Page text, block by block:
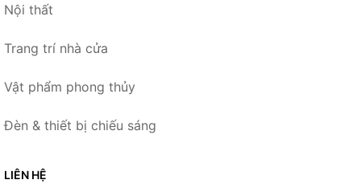
Nội thất
Trang trí nhà cửa
Vật phẩm phong thủy
Đèn & thiết bị chiếu sáng
LIÊN HỆ